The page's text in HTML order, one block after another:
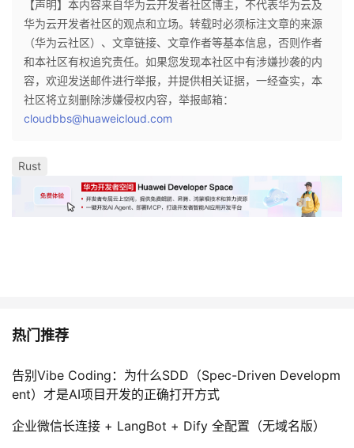
【声明】本内容来自华为云开发者社区博主，不代表华为云及
华为云开发者社区的观点和立场。转载时必须标注文章的来源
（华为云社区）、文章链接、文章作者等基本信息，否则作者
和本社区有权追究责任。如果您发现本社区中有涉嫌抄袭的内
容，欢迎发送邮件进行举报，并提供相关证据，一经查实，本
社区将立刻删除涉嫌侵权内容，举报邮箱：
cloudbbs@huaweicloud.com
Rust
热门推荐
告别Vibe Coding：为什么SDD（Spec-Driven Developm
ent）才是AI项目开发的正确打开方式
企业微信长连接 + LangBot + Dify 全配置（无域名版）